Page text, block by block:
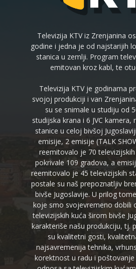
Televizija KTV iz Zrenjanina
godine i jedna je od najstarijih
stanica u zemlji. Program
emitovan kroz kabl, te
Televizija KTV je godinama
svojoj produkciji i van
su se snimale u studiju od
studijska krana i 6 JVC kamera,
stanice u celoj bivšoj
emisije, 2 emisije (TALK
reemitovalo je 70
pokrivale 109 gradova, a
reemitovalo je 45 televizijskih
postale su naš prepoznatljiv
bivše Jugoslavije. U prilog
koje smo svojevremeno dobili
televizijskih kuća širom bivše
karakteriše našu produkciju, tj.
su kvalitetni gosti,
najsavremenija tehnika,
korektnost u radu i